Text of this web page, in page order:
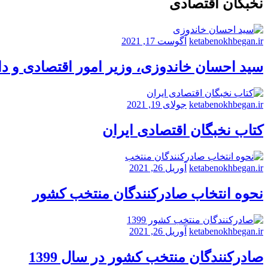
نخبگان اقتصادی
ketabenokhbegan.ir آگوست 17, 2021
سید احسان خاندوزی، وزیر امور اقتصادی و
ketabenokhbegan.ir جولای 19, 2021
کتاب نخبگان اقتصادی ایران
ketabenokhbegan.ir آوریل 26, 2021
نحوه انتخاب صادرکنندگان منتخب کشور
ketabenokhbegan.ir آوریل 26, 2021
صادرکنندگان منتخب کشور در سال 1399